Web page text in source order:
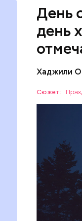
День
день
Хаджили
Сюжет:
День
любители
ЕДА
чеснок;